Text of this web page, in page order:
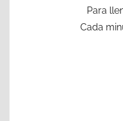
Para
Cada